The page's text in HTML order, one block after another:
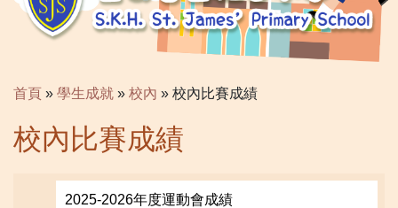
首頁 » 學生成就 » 校內 » 校內比賽成績
校內比賽成績
2025-2026年度運動會成績